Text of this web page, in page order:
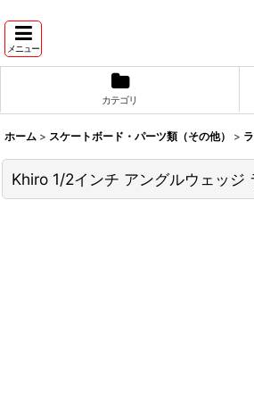
メニュー
カテゴリ
ホーム > スケートボード・パーツ類（その他） >
Khiro 1/2インチ アングルウェッジ